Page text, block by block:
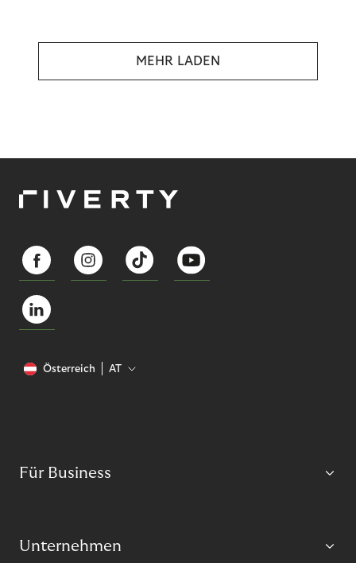
MEHR LADEN
Österreich AT
Für Business
Unternehmen